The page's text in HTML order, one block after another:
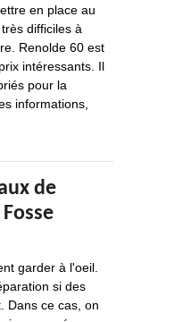
en place au
difficiles à
Renolde 60 est
intéressants. Il
pour la
informations,
de
garder à l'oeil.
si des
Dans ce cas, on